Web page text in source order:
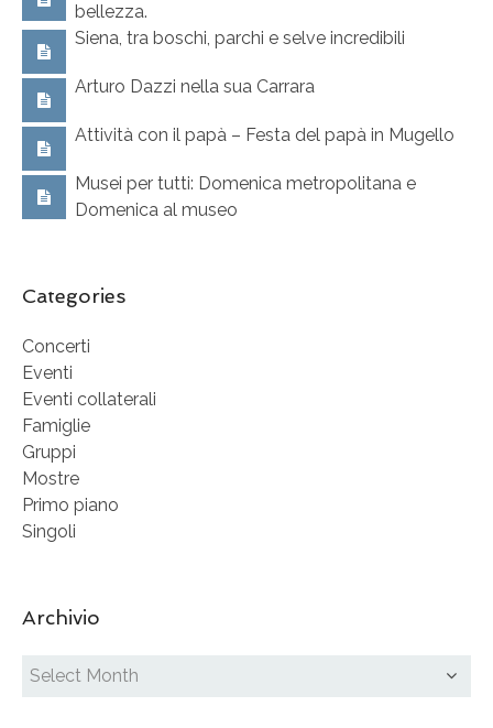
bellezza.
Siena, tra boschi, parchi e selve incredibili
Arturo Dazzi nella sua Carrara
Attività con il papà – Festa del papà in Mugello
Musei per tutti: Domenica metropolitana e
Domenica al museo
Categories
Concerti
Eventi
Eventi collaterali
Famiglie
Gruppi
Mostre
Primo piano
Singoli
Archivio